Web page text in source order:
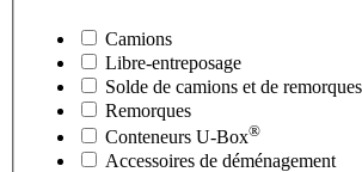
Camions
Libre-entreposage
Solde de camions et de remorques
Remorques
Conteneurs U-Box®
Accessoires de déménagement